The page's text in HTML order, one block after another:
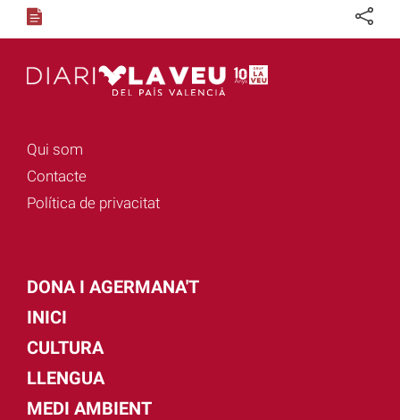
Qui som
Contacte
Política de privacitat
DONA I AGERMANA'T
INICI
CULTURA
LLENGUA
MEDI AMBIENT